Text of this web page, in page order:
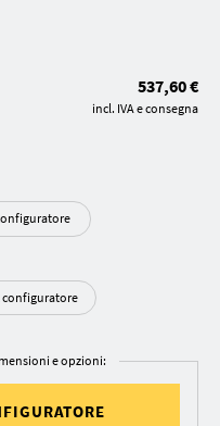
537,60 €
incl. IVA e consegna
configuratore
e opzioni: